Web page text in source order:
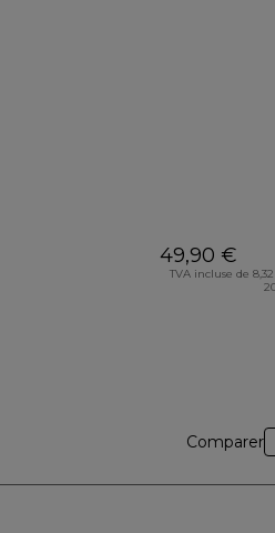
49,90 €
TVA incluse de
Comparer